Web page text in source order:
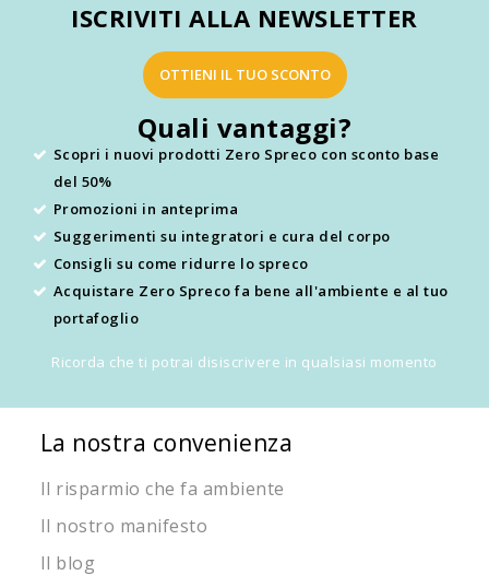
ISCRIVITI ALLA NEWSLETTER
OTTIENI IL TUO SCONTO
Quali vantaggi?
Scopri i nuovi prodotti Zero Spreco con sconto base
del 50%
Promozioni in anteprima
Suggerimenti su integratori e cura del corpo
Consigli su come ridurre lo spreco
Acquistare Zero Spreco fa bene all'ambiente e al tuo
portafoglio
Ricorda che ti potrai disiscrivere in qualsiasi momento
La nostra convenienza
Il risparmio che fa ambiente
Il nostro manifesto
Il blog